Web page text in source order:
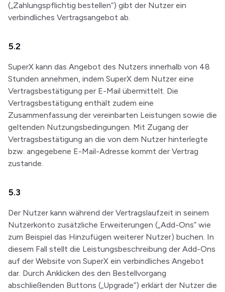
(„Zahlungspflichtig bestellen“) gibt der Nutzer ein
verbindliches Vertragsangebot ab.
5.2
SuperX kann das Angebot des Nutzers innerhalb von 48
Stunden annehmen, indem SuperX dem Nutzer eine
Vertragsbestätigung per E-Mail übermittelt. Die
Vertragsbestätigung enthält zudem eine
Zusammenfassung der vereinbarten Leistungen sowie die
geltenden Nutzungsbedingungen. Mit Zugang der
Vertragsbestätigung an die von dem Nutzer hinterlegte
bzw. angegebene E-Mail-Adresse kommt der Vertrag
zustande.
5.3
Der Nutzer kann während der Vertragslaufzeit in seinem
Nutzerkonto zusätzliche Erweiterungen („Add-Ons” wie
zum Beispiel das Hinzufügen weiterer Nutzer) buchen. In
diesem Fall stellt die Leistungsbeschreibung der Add-Ons
auf der Website von SuperX ein verbindliches Angebot
dar. Durch Anklicken des den Bestellvorgang
abschließenden Buttons („Upgrade”) erklärt der Nutzer die